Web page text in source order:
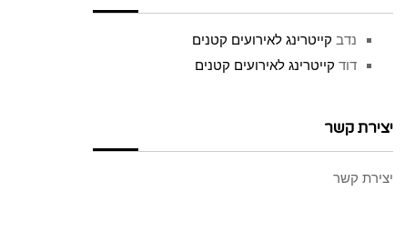
נדב קייטרינג לאירועים קטנים
דוד קייטרינג לאירועים קטנים
יצירת קשר
יצירת קשר